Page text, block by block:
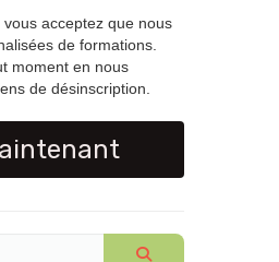
acceptez que nous
de formations.
moment en nous
de désinscription.